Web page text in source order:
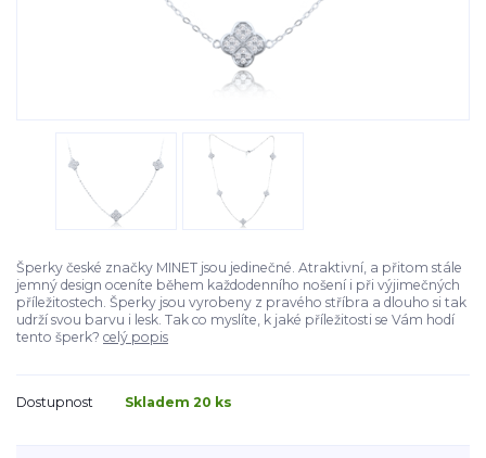
Šperky české značky MINET jsou jedinečné. Atraktivní, a přitom stále
jemný design oceníte během každodenního nošení i při výjimečných
příležitostech. Šperky jsou vyrobeny z pravého stříbra a dlouho si tak
udrží svou barvu i lesk. Tak co myslíte, k jaké příležitosti se Vám hodí
tento šperk? celý popis
Dostupnost Skladem 20 ks